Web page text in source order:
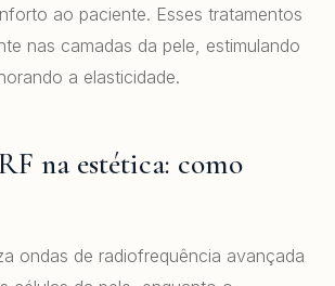
ao paciente. Esses tratamentos
nas camadas da pele, estimulando
a elasticidade.
na estética: como
ondas de radiofrequência avançada